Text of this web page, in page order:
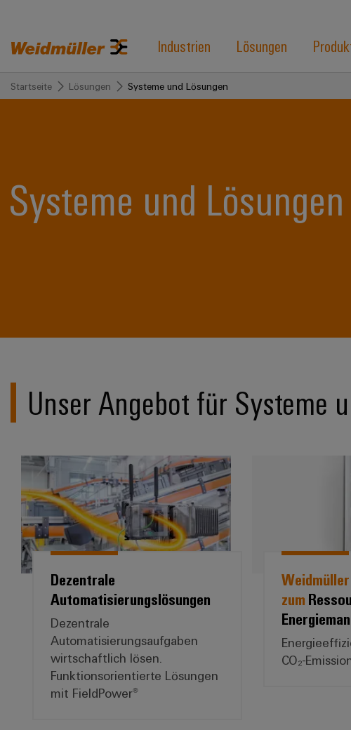
Industrien Lösungen
Startseite Lösungen Systeme und Lösungen
Systeme und Lösungen
Unser Angebot für Systeme
Dezentrale Automatisierungslösungen
Dezentrale
Automatisierungslösungen
Dezentrale
Automatisierungsaufgaben
wirtschaftlich lösen.
Funktionsorientierte Lösungen
mit FieldPower®
zum
CO₂-